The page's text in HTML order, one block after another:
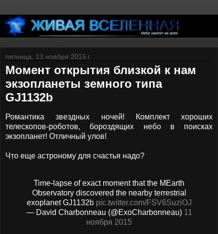
пятница, 13 ноября 2015 г.
Момент открытия близкой к нам
экзопланеты земного типа
GJ1132b
Романтика звездных ночей! Комплект хороших
телескопов-роботов, бороздящих небо в поисках
экзопланет! Отличный улов!
Что еще астроному для счастья надо?
Time-lapse of exact moment that the MEarth
Observatory discovered the nearby terrestrial
exoplanet GJ1132b pic.twitter.com/FSV6SuziOJ
— David Charbonneau (@ExoCharbonneau) 11
ноября 2015